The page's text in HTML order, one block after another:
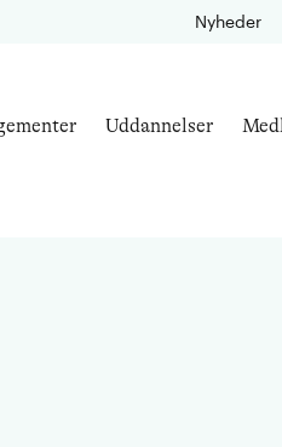
Nyheder
Uddannelser